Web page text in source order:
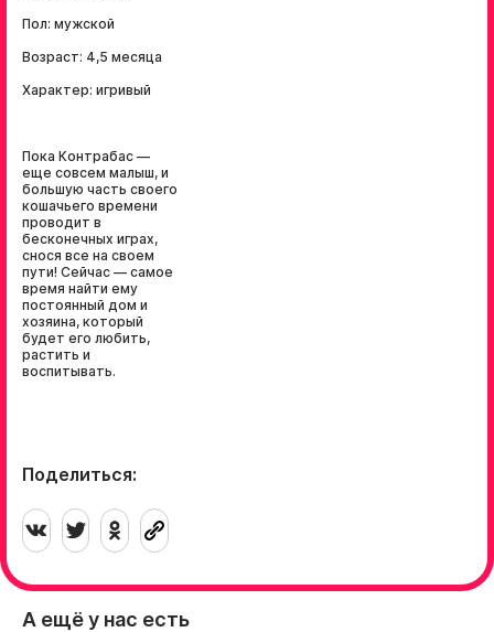
Пол: мужской
Возраст: 4,5 месяца
Характер: игривый
Пока Контрабас —
еще совсем малыш, и
большую часть своего
кошачьего времени
проводит в
бесконечных играх,
снося все на своем
пути! Сейчас — самое
время найти ему
постоянный дом и
хозяина, который
будет его любить,
растить и
воспитывать.
Поделиться:
А ещё у нас есть